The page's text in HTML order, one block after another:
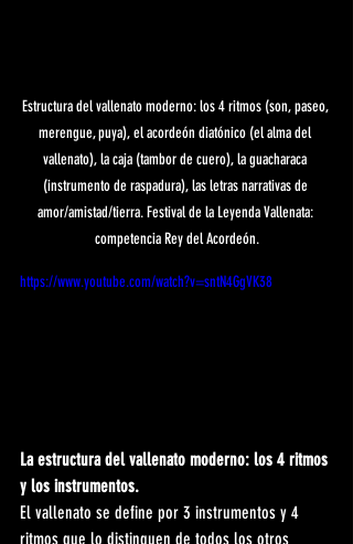
Estructura del vallenato moderno: los 4 ritmos (son, paseo,
merengue, puya), el acordeón diatónico (el alma del
vallenato), la caja (tambor de cuero), la guacharaca
(instrumento de raspadura), las letras narrativas de
amor/amistad/tierra. Festival de la Leyenda Vallenata:
competencia Rey del Acordeón.
https://www.youtube.com/watch?v=sntN4GgVK38
La estructura del vallenato moderno: los 4 ritmos
y los instrumentos.
El vallenato se define por 3 instrumentos y 4
ritmos que lo distinguen de todos los otros